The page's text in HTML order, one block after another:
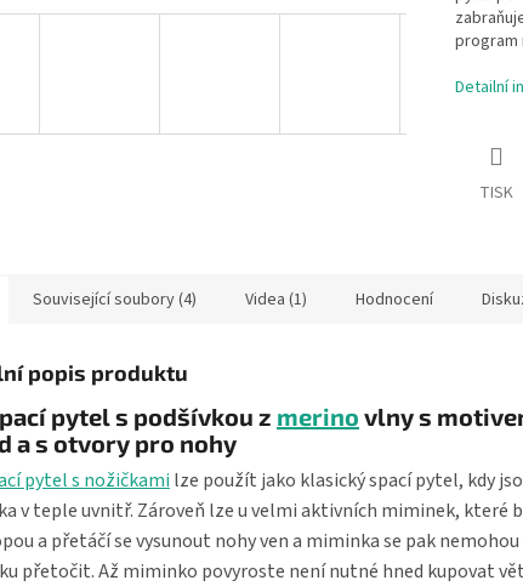
program
Detailní
TISK
Související soubory (4) Videa (1) Hodnocení
popis produktu
pytel s podšívkou z merino vlny s
a s otvory pro nohy
pytel s nožičkami lze použít jako klasický spací pytel, kdy
v teple uvnitř. Zároveň lze u velmi aktivních miminek, které
a přetáčí se vysunout nohy ven a miminka se pak nemohou
přetočit. Až miminko povyroste není nutné hned kupovat